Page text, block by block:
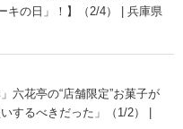
キの日」！】（2/4） | 兵庫県
六花亭の“店舗限定”お菓子が
するべきだった」（1/2） |